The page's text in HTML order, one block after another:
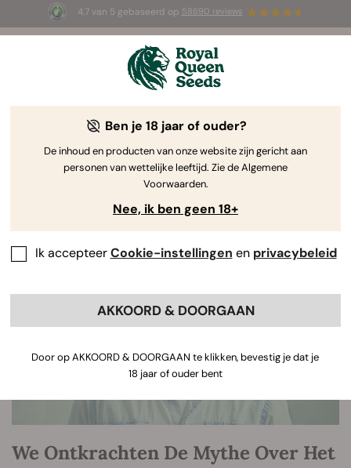
4.7 van 5 gebaseerd op 58690 reviews
3 White Widow Auto zaadjesGRATIS voor de
The RQS Blog
Cannabis Lifestyle Blogs
We Ontkrachten De Mythe Over Het
Ben je 18 jaar of ouder?
De inhoud en producten van onze website zijn gericht aan
personen van wettelijke leeftijd. Zie de Algemene
Voorwaarden.
Nee, ik ben geen 18+
Ik accepteerCookie-instellingen en privacybeleid
AKKOORD & DOORGAAN
Door op AKKOORD & DOORGAAN te klikken, bevestig je dat je
18 jaar of ouder bent